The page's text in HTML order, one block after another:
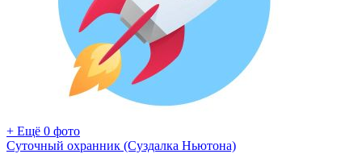
+ Ещё 0 фото
Суточный охранник (Суздалка Ньютона)